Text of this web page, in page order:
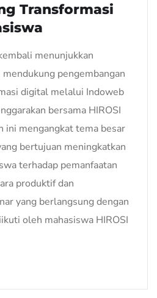
Transformasi
menunjukkan
pengembangan
digital melalui Indoweb
bersama HIROSI
ini mengangkat tema besar
bertujuan meningkatkan
terhadap pemanfaatan
produktif dan
yang berlangsung dengan
oleh mahasiswa HIROSI